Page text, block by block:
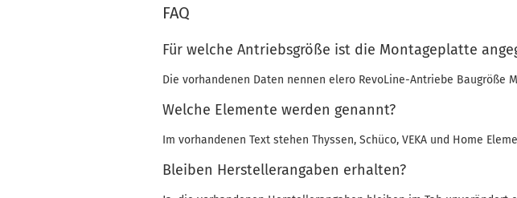
FAQ
Für welche Antriebsgröße ist die Montageplatte
Die vorhandenen Daten nennen elero RevoLine-Antriebe Baugröße
Welche Elemente werden genannt?
Im vorhandenen Text stehen Thyssen, Schüco, VEKA und Home
Bleiben Herstellerangaben erhalten?